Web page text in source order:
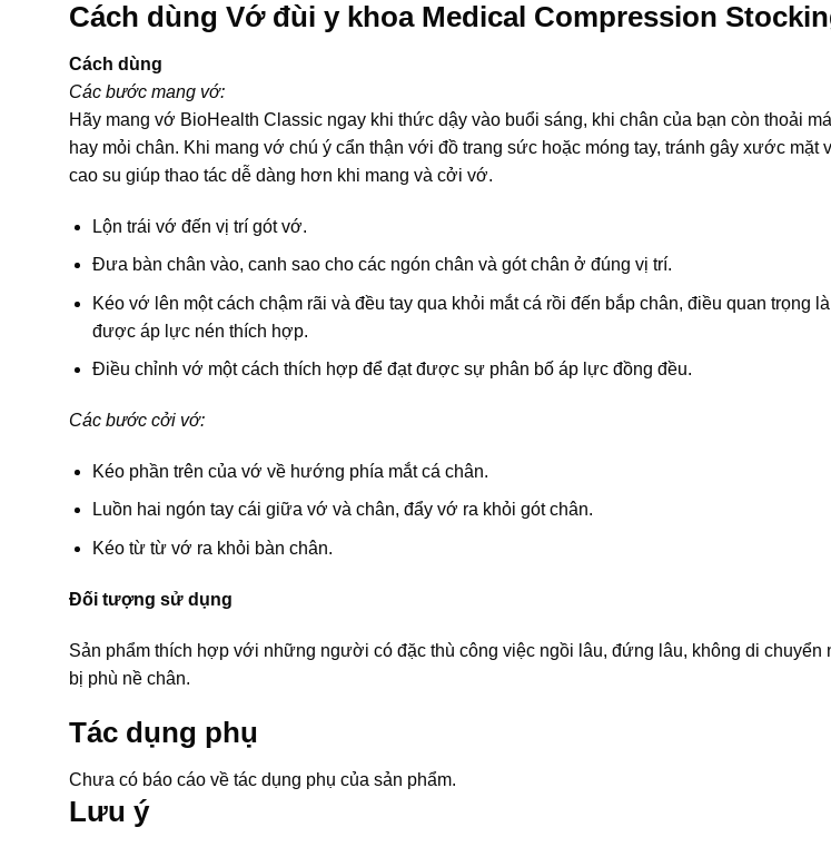
Cách dùng Vớ đùi y khoa Medical Compression
Cách dùng
Các bước mang vớ:
Hãy mang vớ BioHealth Classic ngay khi thức dậy vào buổi sáng, khi chân của bạn còn thoải
hay mỏi chân. Khi mang vớ chú ý cẩn thận với đồ trang sức hoặc móng tay, tránh gây xước mặt
cao su giúp thao tác dễ dàng hơn khi mang và cởi vớ.
Lộn trái vớ đến vị trí gót vớ.
Đưa bàn chân vào, canh sao cho các ngón chân và gót chân ở đúng vị trí.
Kéo vớ lên một cách chậm rãi và đều tay qua khỏi mắt cá rồi đến bắp chân, điều quan trọng
được áp lực nén thích hợp.
Điều chỉnh vớ một cách thích hợp để đạt được sự phân bố áp lực đồng đều.
Các bước cởi vớ:
Kéo phần trên của vớ về hướng phía mắt cá chân.
Luồn hai ngón tay cái giữa vớ và chân, đẩy vớ ra khỏi gót chân.
Kéo từ từ vớ ra khỏi bàn chân.
Đối tượng sử dụng
Sản phẩm thích hợp với những người có đặc thù công việc ngồi lâu, đứng lâu, không di chuyển
bị phù nề chân.
Tác dụng phụ
Chưa có báo cáo về tác dụng phụ của sản phẩm.
Lưu ý